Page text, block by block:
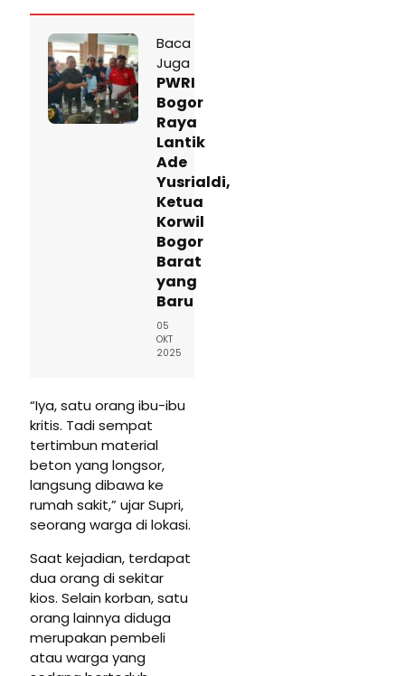
Baca
Juga
PWRI
Bogor
Raya
Lantik
Ade
Yusrialdi,
Ketua
Korwil
Bogor
Barat
yang
Baru
05
OKT
2025
“Iya, satu orang ibu-ibu
kritis. Tadi sempat
tertimbun material
beton yang longsor,
langsung dibawa ke
rumah sakit,” ujar Supri,
seorang warga di lokasi.
Saat kejadian, terdapat
dua orang di sekitar
kios. Selain korban, satu
orang lainnya diduga
merupakan pembeli
atau warga yang